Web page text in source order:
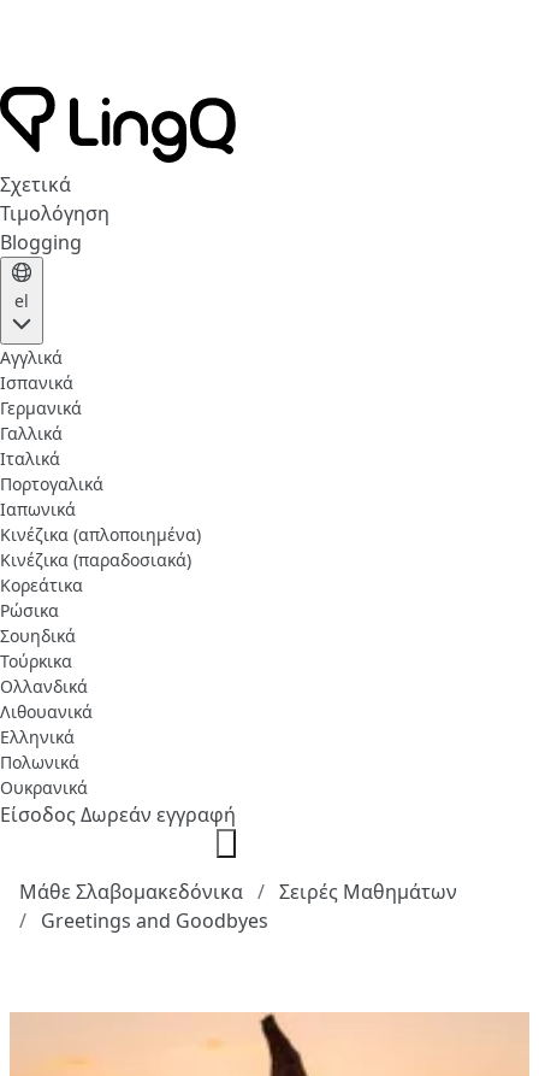
Σχετικά
Τιμολόγηση
Blogging
el
Αγγλικά
Ισπανικά
Γερμανικά
Γαλλικά
Ιταλικά
Πορτογαλικά
Ιαπωνικά
Κινέζικα (απλοποιημένα)
Κινέζικα (παραδοσιακά)
Κορεάτικα
Ρώσικα
Σουηδικά
Τούρκικα
Ολλανδικά
Λιθουανικά
Ελληνικά
Πολωνικά
Ουκρανικά
ΕίσοδοςΔωρεάν εγγραφή
Μάθε Σλαβομακεδόνικα
Σειρές Μαθημάτων
Greetings and Goodbyes